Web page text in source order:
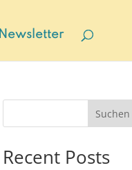
Newsletter
Suchen
Recent Posts